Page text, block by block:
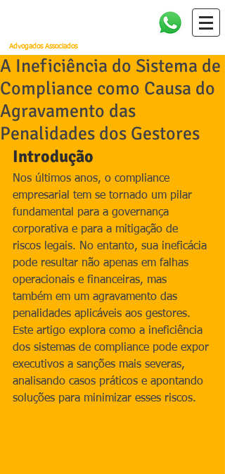
Advogados Associados
A Ineficiência do Sistema de
Compliance como Causa do
Agravamento das
Penalidades dos Gestores
Introdução
Nos últimos anos, o compliance
empresarial tem se tornado um pilar
fundamental para a governança
corporativa e para a mitigação de
riscos legais. No entanto, sua ineficácia
pode resultar não apenas em falhas
operacionais e financeiras, mas
também em um agravamento das
penalidades aplicáveis aos gestores.
Este artigo explora como a ineficiência
dos sistemas de compliance pode expor
executivos a sanções mais severas,
analisando casos práticos e apontando
soluções para minimizar esses riscos.